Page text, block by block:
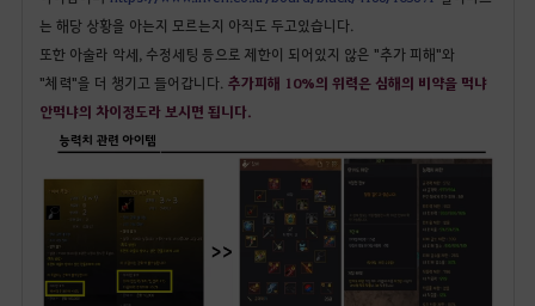
는 해당 상황을 아는지 모르는지 아직도 두고있습니다.
또한 아술라 악세, 수정세팅 등으로 제한이 되어있지 않은 "추가 피해"와
"체력"을 더 챙기고 들어갑니다. 추가피해 10%의 위력은 심해의 비약을 먹냐
안먹냐의 차이정도라 보시면 됩니다.